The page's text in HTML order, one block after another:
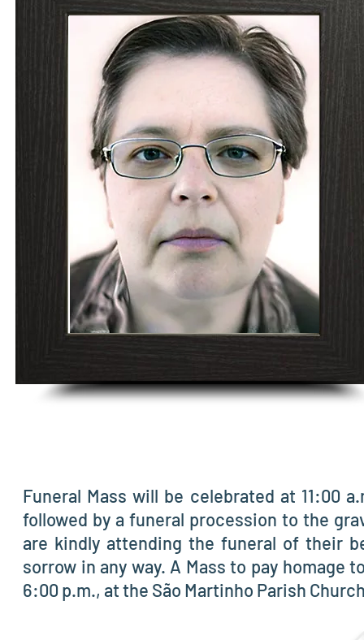
Funeral Mass will be celebrated at 11:00
followed by a funeral procession to the
are kindly attending the funeral of their
sorrow in any way. A Mass to pay homage
6:00 p.m., at the São Martinho Parish